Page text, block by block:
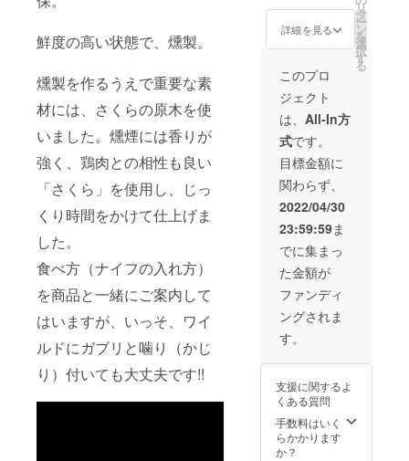
鮮度の高い状態で、燻製。
燻製を作るうえで重要な素
材には、さくらの原木を使
いました。燻煙には香りが
強く、鶏肉との相性も良い
「さくら」を使用し、じっ
くり時間をかけて仕上げま
した。
食べ方（ナイフの入れ方）
を商品と一緒にご案内して
はいますが、いっそ、ワイ
ルドにガブリと噛り（かじ
り）付いても大丈夫です!!
ま
と
り天
・名
称：鶏
肉加工
品
・原材
料名：
鶏はか
た一番
どりム
ネ肉
（国
産）、
衣
（小麦
粉、澱
伝子組
換え不
分
別））
－18℃
保存し
てくだ
・賞味
期限：
出荷日
より最
低3か月
以上
※
本品製
造工場
は小
麦・乳
成分・
卵を含
む製造
してい
ま
モン
ペッ
パーチ
キン
300g
Na）
・内容
量：不
約1.7kg
以上
（重量
は個別
に記
載）
・保存
方法：
－18℃
以下で
保存し
てくだ
・賞味
期限：
出荷日
より最
低3か月
以上
（Na）
、
（アミ
ノ酸
等）、
酸化防
止剤
ソルビ
ン酸
Na）、
発色剤
（硝酸
K、
亜硝酸
Na）
・内容
量：不
定貫
称：食
肉製品
料名：
鶏肉
（福岡
県
産）、
食塩、
糖類
（砂
糖、
水あ
め）、
香辛料/
リン酸
塩
（Na）
調味料
（アミ
ノ酸
等）、
込）
⇒特別
価格
7,200円
（送料
込、消
費税
込）
《冷
凍》 ・
鶏モモ
肉
500g×2
パック
・名
称：冷
凍 鶏モ
モ肉
・原材
料名：
県産）
・内容
量：
500g×2
P ・と
り天
詳細を見る
リ
タ
ー
ン
を
選
択
す
る
このプロ
ジェクト
は、 All-In方
式です。
目標金額に
関わらず、
2022/04/30
23:59:59ま
でに集まっ
た金額が
ファンディ
ングされま
す。
支援に関するよ
くある質問
手数料はいく
らかかります
か？